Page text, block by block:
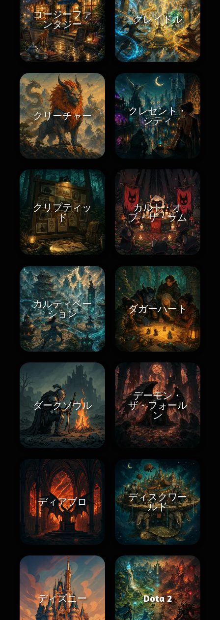
コージーファ
ンタジー
クレイドル
クリーチャー
クレセント・
シティ
クリプティッ
ド
カルト・オ
ブ・ザ・ラム
カルティベー
ション
ダガーハート
ダークソウル
デーモン・
ザ・フォール
ン
ディアブロ
ディスクワー
ルド
ディズニー Dota 2